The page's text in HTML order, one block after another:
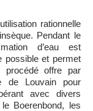
rationnelle
Pendant le
d’eau est
possible et permet
offre par
de Louvain pour
avec divers
Boerenbond, les